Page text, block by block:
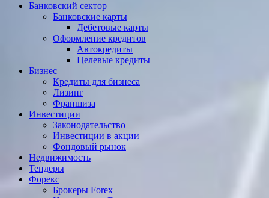
Банковский сектор
Банковские карты
Дебетовые карты
Оформление кредитов
Автокредиты
Целевые кредиты
Бизнес
Кредиты для бизнеса
Лизинг
Франшиза
Инвестиции
Законодательство
Инвестиции в акции
Фондовый рынок
Недвижимость
Тендеры
Форекс
Брокеры Forex